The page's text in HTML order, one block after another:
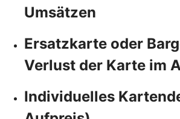
Umsätzen
Ersatzkarte oder
Verlust der Karte im
Individuelles